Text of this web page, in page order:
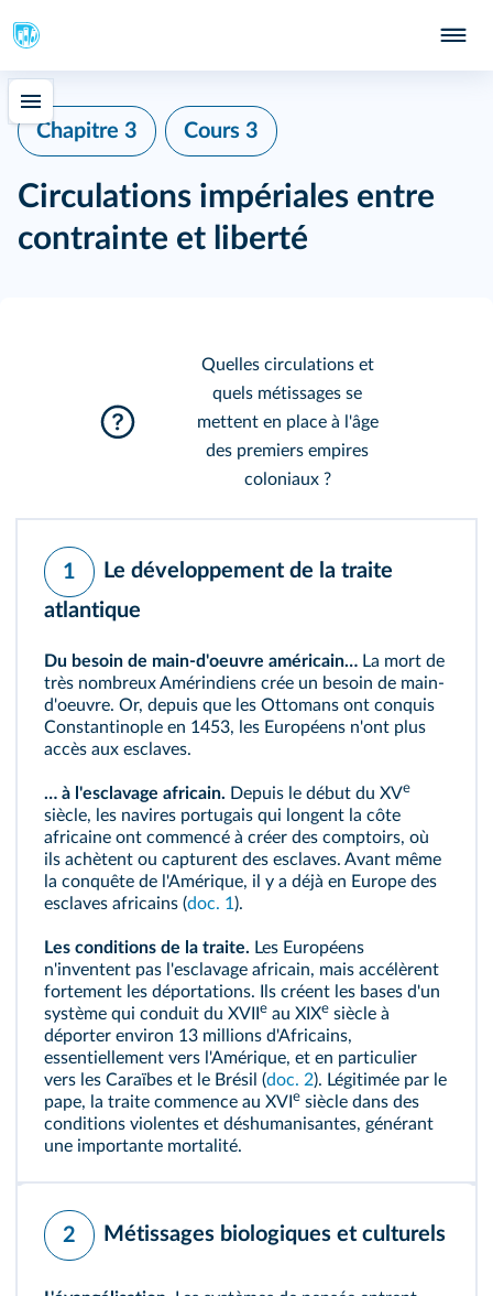
Chapitre 3 Cours 3
Circulations impériales entre
contrainte et liberté
Quelles circulations et
quels métissages se
mettent en place à l'âge
des premiers empires
coloniaux ?
1
Le développement de la traite
atlantique
Du besoin de main-d'oeuvre américain… La mort de
très nombreux Amérindiens crée un besoin de main-
d'oeuvre. Or, depuis que les Ottomans ont conquis
Constantinople en 1453, les Européens n'ont plus
accès aux esclaves.
… à l'esclavage africain. Depuis le début du XVe
siècle, les navires portugais qui longent la côte
africaine ont commencé à créer des comptoirs, où
ils achètent ou capturent des esclaves. Avant même
la conquête de l'Amérique, il y a déjà en Europe des
esclaves africains (doc. 1).
Les conditions de la traite. Les Européens
n'inventent pas l'esclavage africain, mais accélèrent
fortement les déportations. Ils créent les bases d'un
système qui conduit du XVII e au XIXe siècle à
déporter environ 13 millions d'Africains,
essentiellement vers l'Amérique, et en particulier
vers les Caraïbes et le Brésil (doc. 2). Légitimée par le
pape, la traite commence au XVI e siècle dans des
conditions violentes et déshumanisantes, générant
une importante mortalité.
2 Métissages biologiques et culturels